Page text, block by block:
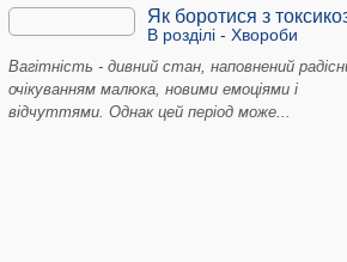
Як боротися з
В рoздiлi - Хвороби
Вагітність - дивний стан, наповнений
очікуванням малюка, новими емоціями і
відчуттями. Однак цей період може...